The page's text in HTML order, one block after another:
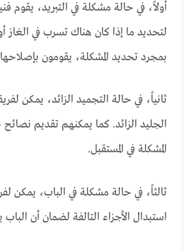
أولاً، في حالة مشكلة في التبريد، يقوم
لتحديد ما إذا كان هناك تسرب في الغاز
بمجرد تحديد المشكلة، يقومون
ثانياً، في حالة التجميد الزائد، يمكن
الجليد الزائد. كما يمكنهم تقديم
المشكلة في المستقبل.
ثالثاً، في حالة مشكلة في الباب، يمكن
استبدال الأجزاء التالفة لضمان أن